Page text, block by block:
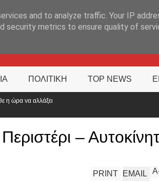
ΠΟΛΙΤΙΚΗ TOP NEWS
–
A
PRINT EMAIL
and to analyze traffic. Your IP
security metrics to ensure quality of